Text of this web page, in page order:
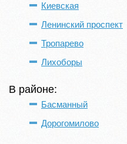
Киевская
Ленинский проспект
Тропарево
Лихоборы
В районе:
Басманный
Дорогомилово